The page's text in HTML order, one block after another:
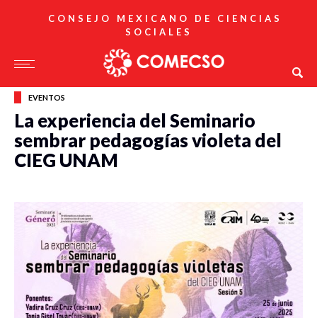
CONSEJO MEXICANO DE CIENCIAS
SOCIALES
EVENTOS
La experiencia del Seminario
sembrar pedagogías violeta del
CIEG UNAM